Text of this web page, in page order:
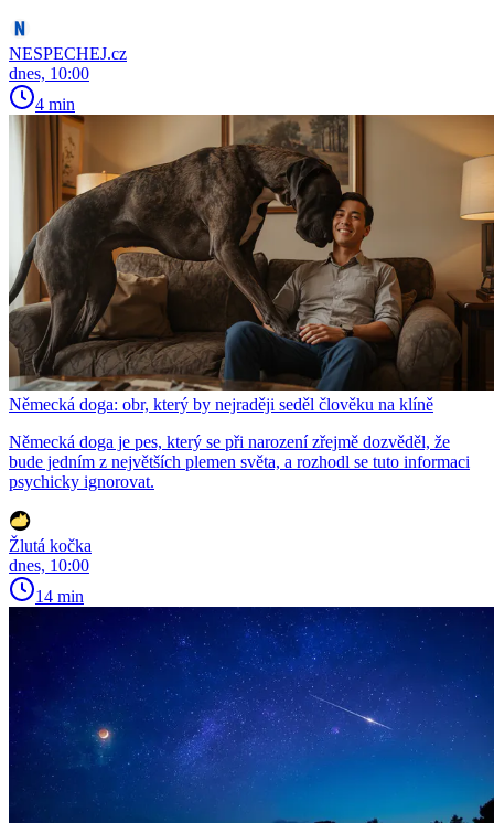
NESPECHEJ.cz
dnes, 10:00
4 min
Německá doga: obr, který by nejraději seděl člověku na klíně
Německá doga je pes, který se při narození zřejmě dozvěděl, že
bude jedním z největších plemen světa, a rozhodl se tuto informaci
psychicky ignorovat.
Žlutá kočka
dnes, 10:00
14 min